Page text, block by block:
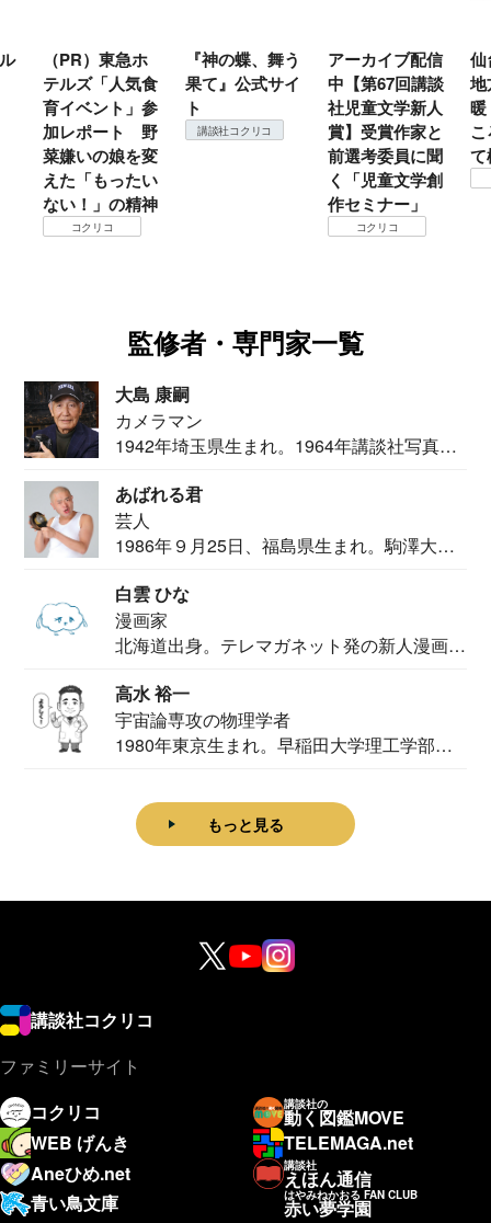
（PR）東急ホ
テルズ「人気食
育イベント」参
加レポート 野
菜嫌いの娘を変
えた「もったい
ない！」の精神
コクリコ
『神の蝶、舞う
果て』公式サイ
ト
講談社コクリコ
アーカイブ配信
中【第67回講談
社児童文学新人
賞】受賞作家と
前選考委員に聞
く「児童文学創
作セミナー」
コクリコ
仙
地
て
監修者・専門家一覧
大島 康嗣
カメラマン
1942年埼玉県生まれ。1964年講談社写真部
あばれる君
芸人
1986年９月25日、福島県生まれ。駒澤大学
白雲 ひな
漫画家
北海道出身。テレマガネット発の新人漫画
高水 裕一
宇宙論専攻の物理学者
1980年東京生まれ。早稲田大学理工学部物
もっと見る
講談社コクリコ
ファミリーサイト
コクリコ
講談社の
動く図鑑MOVE
WEB げんき
TELEMAGA.net
Aneひめ.net
講談社
えほん通信
青い鳥文庫
はやみねかおる FAN CLUB
赤い夢学園